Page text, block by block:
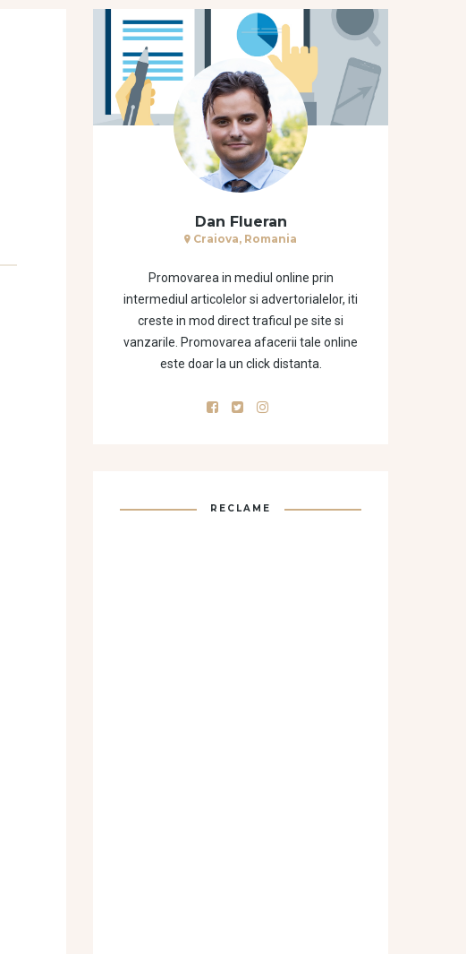
Dan Flueran
Craiova, Romania
Promovarea in mediul online prin
intermediul articolelor si advertorialelor, iti
creste in mod direct traficul pe site si
vanzarile. Promovarea afacerii tale online
este doar la un click distanta.
RECLAME